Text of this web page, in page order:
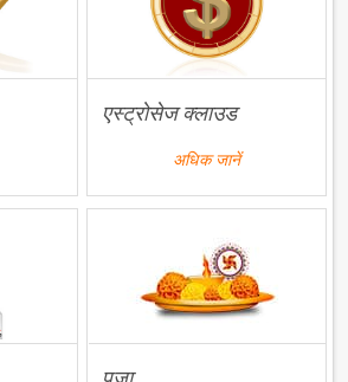
एस्ट्रोसेज क्लाउड
अधिक जानें